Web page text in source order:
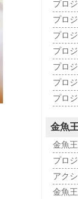
プロ
プロ
プロ
プロ
プロ
プロ
プロ
金魚
金魚
プロ
アク
金魚